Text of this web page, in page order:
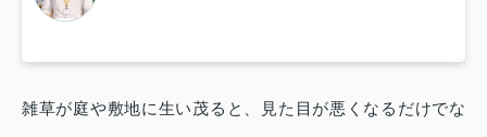
雑草が庭や敷地に生い茂ると、見た目が悪くなるだけでな